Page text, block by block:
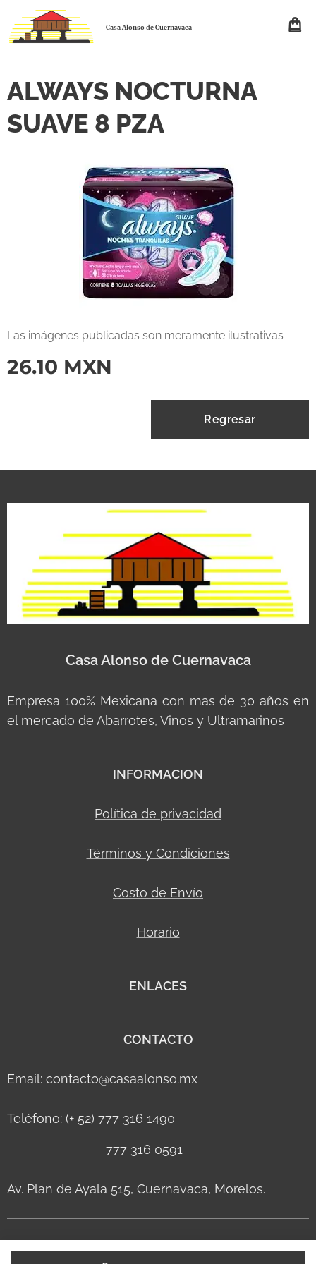
Casa Alonso de Cuernavaca
ALWAYS NOCTURNA
SUAVE 8 PZA
Las imágenes publicadas son meramente ilustrativas
26.10 MXN
Regresar
Casa Alonso de Cuernavaca
Empresa 100% Mexicana con mas de 30 años en
el mercado de Abarrotes, Vinos y Ultramarinos
INFORMACION
Política de privacidad
Términos y Condiciones
Costo de Envío
Horario
ENLACES
CONTACTO
Email: contacto@casaalonso.mx
Teléfono: (+ 52) 777 316 1490
777 316 0591
Av. Plan de Ayala 515, Cuernavaca, Morelos.